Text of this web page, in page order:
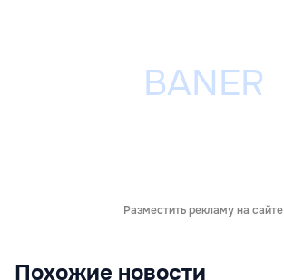
Разместить рекламу на сайте
Похожие новости